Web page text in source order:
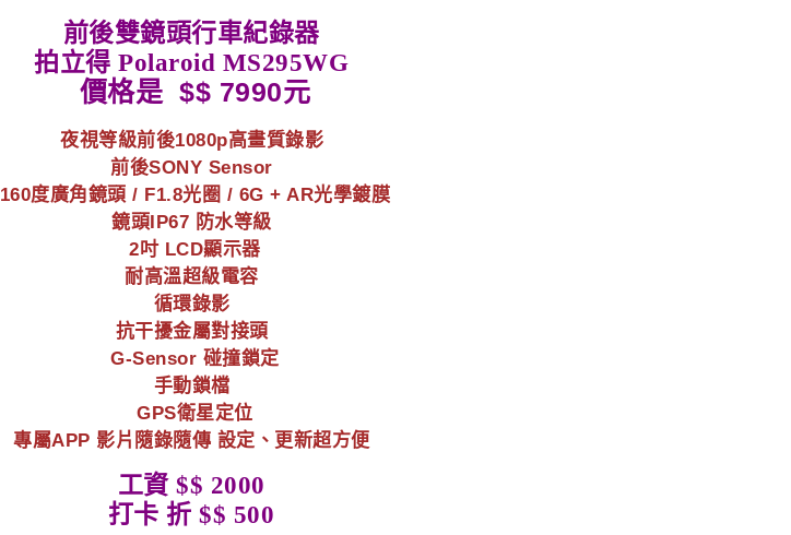
前後雙鏡頭行車紀錄器
拍立得 Polaroid MS295WG
價格是 $$ 7990元
夜視等級前後1080p高畫質錄影
前後SONY Sensor
160度廣角鏡頭 / F1.8光圈 / 6G + AR光學鍍膜
鏡頭IP67 防水等級
2吋 LCD顯示器
耐高溫超級電容
循環錄影
抗干擾金屬對接頭
G-Sensor 碰撞鎖定
手動鎖檔
GPS衛星定位
專屬APP 影片隨錄隨傳 設定、更新超方便
工資 $$ 2000
打卡 折 $$ 500